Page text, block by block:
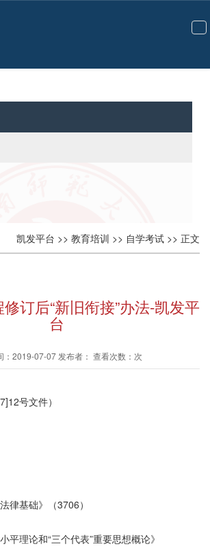
切
航
凯发平台 >> 教育培训 >> 自学考试 >> 正文
订后“新旧衔接”办法-凯发平
台
：2019-07-07 发布者： 查看次数：次
号文件）
律基础》（3706）
理论和“三个代表”重要思想概论》